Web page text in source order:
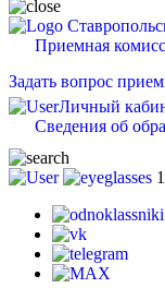
Приемная
Задать вопрос
Личный
Сведения об